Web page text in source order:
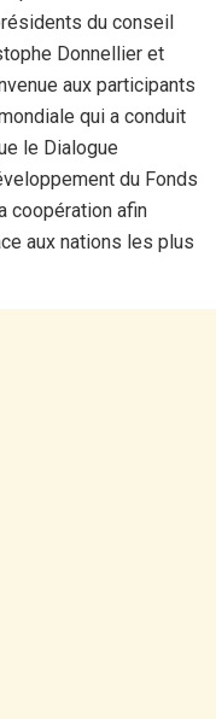
du conseil
Donnellier et
aux participants
qui a conduit
le Dialogue
du Fonds
coopération afin
aux nations les plus